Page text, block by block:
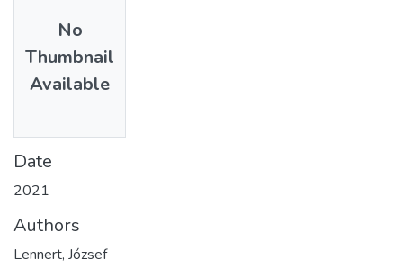
No
Thumbnail
Available
Date
2021
Authors
Lennert, József